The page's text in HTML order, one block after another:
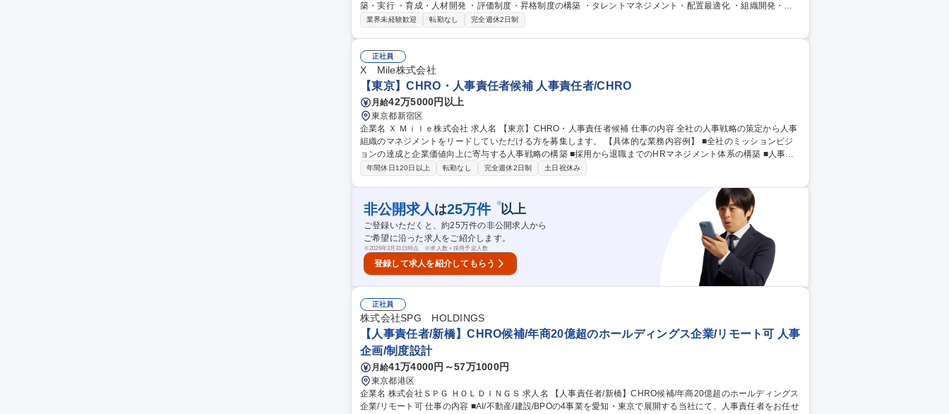
築・実行 ・育成・人材開発 ・評価制度・昇格制度の構築 ・タレントマネジメント・配置最適化 ・組織開発・離
職率改善 ・人事広報・採用ブランディング・タレントアクイジション 募集職種 【CHRO候補】成長中の不動産テ
業界未経験歓迎 転勤なし 完全週休2日制
正社員
X Mile株式会社
【東京】CHRO・人事責任者候補 人事責任者/CHRO
月給42万5000円以上
東京都新宿区
企業名 Ｘ Ｍｉｌｅ株式会社 求人名 【東京】CHRO・人事責任者候補 仕事の内容 全社の人事戦略の策定から人事
組織のマネジメントをリードしていただける方を募集します。 【具体的な業務内容例】 ■全社のミッションビジ
ョンの達成と企業価値向上に寄与する人事戦略の構築 ■採用から退職までのHRマネジメント体系の構築 ■人事組
織のマネジメント 募集職種 【東京】CHRO・人事責任者候補
年間休日120日以上 転勤なし 完全週休2日制 土日祝休み
非公開求人 は25万件 ※以上
ご登録いただくと、約25万件の非公開求人から
ご希望に沿った求人をご紹介します。
※2026年3月31日時点 ※求人数＝採用予定人数
登録して求人を紹介してもらう
正社員
株式会社SPG HOLDINGS
【人事責任者/新橋】CHRO候補/年商20億超のホールディングス企業/リモート可 人事
企画/制度設計
月給41万4000円～57万1000円
東京都港区
企業名 株式会社ＳＰＧ ＨＯＬＤＩＮＧＳ 求人名 【人事責任者/新橋】CHRO候補/年商20億超のホールディングス
企業/リモート可 仕事の内容 ■AI/不動産/建設/BPOの4事業を愛知・東京で展開する当社にて、人事責任者をお任せ